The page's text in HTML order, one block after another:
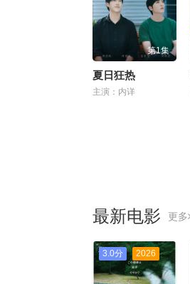
第1集
夏日狂热
主演：内详
最新电影 更多
3.0分 2026